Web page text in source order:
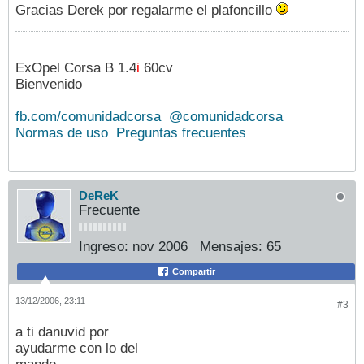
Gracias Derek por regalarme el plafoncillo
ExOpel Corsa B 1.4i 60cv
Bienvenido
fb.com/comunidadcorsa @comunidadcorsa
Normas de uso Preguntas frecuentes
DeReK
Frecuente
Ingreso: nov 2006 Mensajes: 65
Compartir
#3
13/12/2006, 23:11
a ti danuvid por
ayudarme con lo del